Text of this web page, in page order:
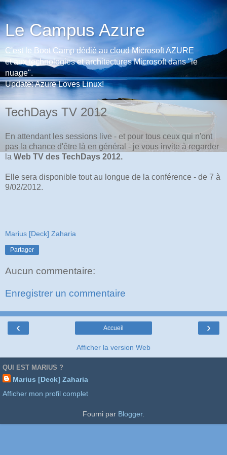
Le Campus Azure
C'est le Boot Camp dédié au cloud Microsoft AZURE
et aux technologies et architectures Microsoft dans "le
nuage".
Update: Azure Loves Linux!
TechDays TV 2012
En attendant les sessions live - et pour tous ceux qui n'ont
pas la chance d'être là en général - je vous invite à regarder
la Web TV des TechDays 2012.
Elle sera disponible tout au longue de la conférence - de 7 à
9/02/2012.
Marius [Deck] Zaharia
Partager
Aucun commentaire:
Enregistrer un commentaire
‹ ›
Accueil
Afficher la version Web
QUI EST MARIUS ?
Marius [Deck] Zaharia
Afficher mon profil complet
Fourni par Blogger.